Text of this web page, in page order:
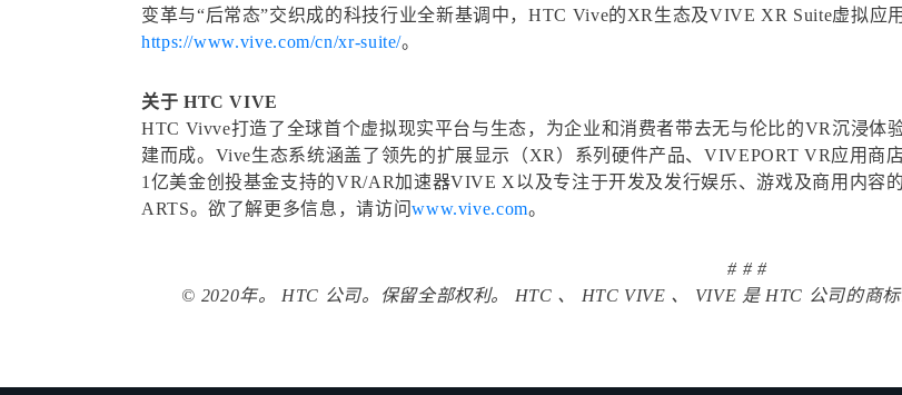
变革与“后常态”交织成的科技行业全新基调中，HTC Vive的XR生态及VIVE XR Suite虚拟应
https://www.vive.com/cn/xr-suite/。
关于 HTC VIVE
HTC Vivve打造了全球首个虚拟现实平台与生态，为企业和消费者带去无与伦比的VR沉浸体
建而成。Vive生态系统涵盖了领先的扩展显示（XR）系列硬件产品、VIVEPORT VR应用商
1亿美金创投基金支持的VR/AR加速器VIVE X以及专注于开发及发行娱乐、游戏及商用内容
ARTS。欲了解更多信息，请访问www.vive.com。
# # #
© 2020年。 HTC 公司。保留全部权利。 HTC 、 HTC VIVE 、 VIVE 是 HTC 公司的商